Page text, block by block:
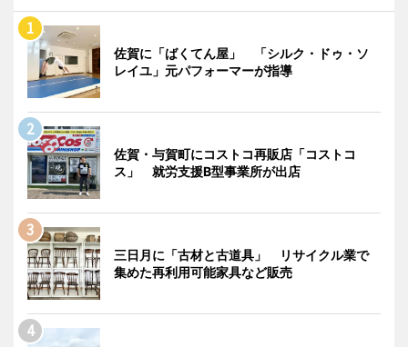
佐賀に「ばくてん屋」 「シルク・ドゥ・ソ
レイユ」元パフォーマーが指導
佐賀・与賀町にコストコ再販店「コストコ
ス」 就労支援B型事業所が出店
三日月に「古材と古道具」 リサイクル業で
集めた再利用可能家具など販売